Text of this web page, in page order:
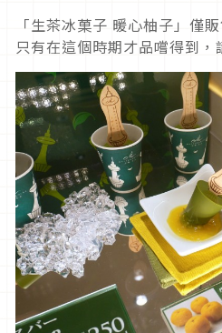
「生茶冰菓子 暖心柚子」僅
只有在這個時期才品嚐得到，